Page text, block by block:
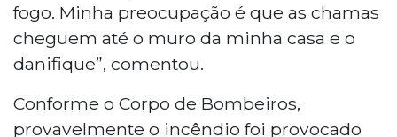
fogo. Minha preocupação é que as chamas
cheguem até o muro da minha casa e o
danifique”, comentou.
Conforme o Corpo de Bombeiros,
provavelmente o incêndio foi provocado